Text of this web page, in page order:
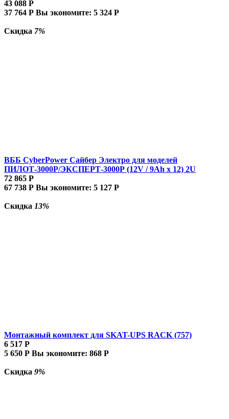
43 088 Р
37 764 Р Вы экономите: 5 324 Р
Скидка 7%
ВББ CyberPower Сайбер Электро для моделей
ПИЛОТ-3000Р/ЭКСПЕРТ-3000Р (12V / 9Ah х 12) 2U
72 865 Р
67 738 Р Вы экономите: 5 127 Р
Скидка 13%
Монтажный комплект для SKAT-UPS RACK (757)
6 517 Р
5 650 Р Вы экономите: 868 Р
Скидка 9%